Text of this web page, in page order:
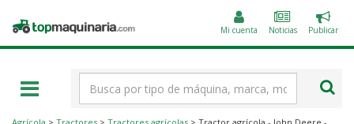
Topmaquinaria.com Mi cuenta Noticias
un
Publicar